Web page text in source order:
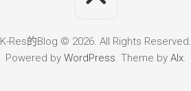
K-Res的Blog © 2026. All Rights Reserved.
Powered byWordPress. Theme byAlx.